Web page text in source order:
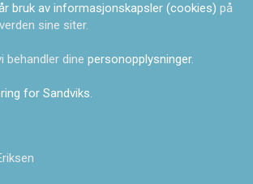
bruk av informasjonskapsler (cookies) på
sine siter.
behandler dine personopplysninger.
for Sandviks.